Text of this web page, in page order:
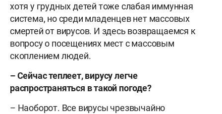
хотя у грудных детей тоже слабая иммунная
система, но среди младенцев нет массовых
смертей от вирусов. И здесь возвращаемся к
вопросу о посещениях мест с массовым
скоплением людей.
– Сейчас теплеет, вирусу легче
распространяться в такой погоде?
– Наоборот. Все вирусы чрезвычайно